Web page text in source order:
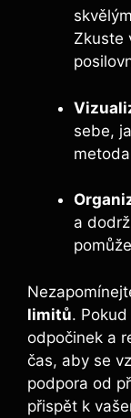
Zkuste
sebe,
a
limitů.
odpočinek a
čas, aby se
podpora od
přispět k